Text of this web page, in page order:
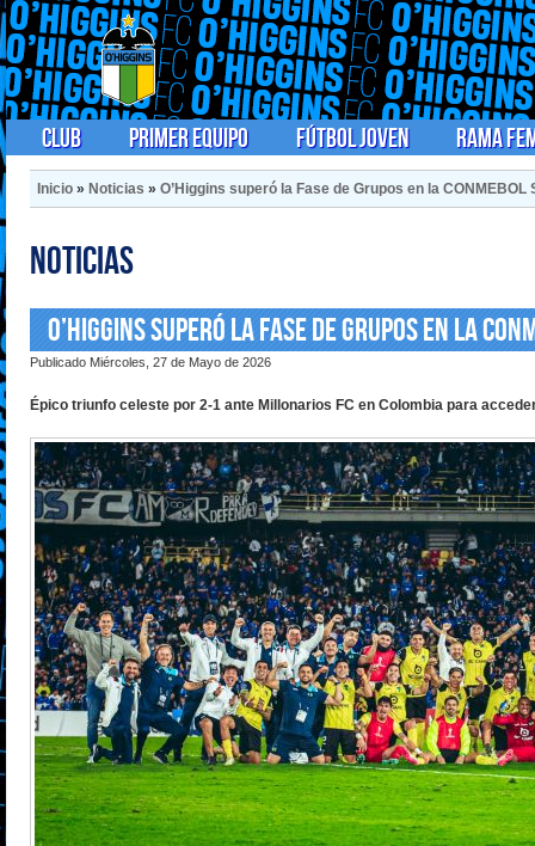
Club Primer Equipo Fútbol Joven Rama
Inicio » Noticias » O’Higgins superó la Fase de Grupos en la
Noticias
O’Higgins superó la Fase de Grupos en la
Publicado Miércoles, 27 de Mayo de 2026
Épico triunfo celeste por 2-1 ante Millonarios FC en Colombia para